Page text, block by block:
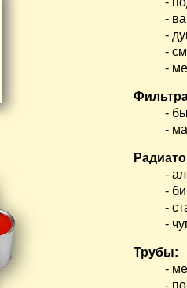
-
-
-
-
-
-
-
-
-
-
Трубы:
-
-